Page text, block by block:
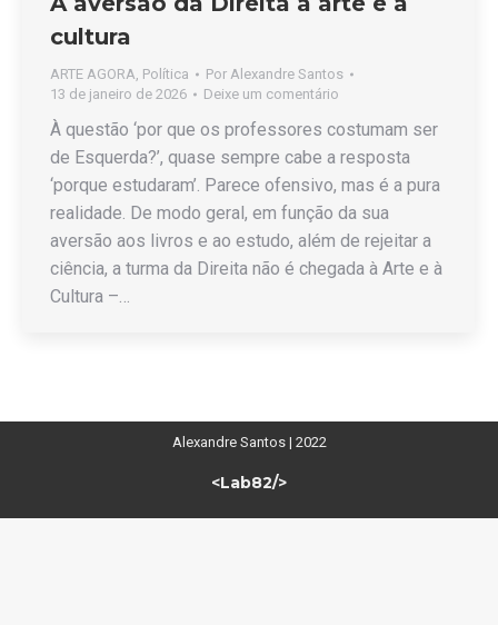
cultura
ARTE AGORA, Política Por Alexandre Santos
13 de janeiro de 2026
Deixe um comentário
À questão ‘por que os professores costumam ser
de Esquerda?’, quase sempre cabe a resposta
‘porque estudaram’. Parece ofensivo, mas é a pura
realidade. De modo geral, em função da sua
aversão aos livros e ao estudo, além de rejeitar a
ciência, a turma da Direita não é chegada à Arte e à
Cultura –…
Alexandre Santos | 2022
<Lab82/>